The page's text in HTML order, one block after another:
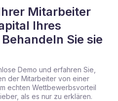
Mitarbeiter
Ihres
Sie sie
Demo und erfahren Sie,
der Mitarbeiter von einer
echten Wettbewerbsvorteil
als es nur zu erklären.